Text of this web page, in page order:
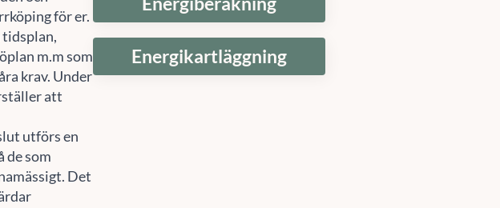
för att lagra och/eller komma åt
vi behandla data som
samtycker eller om du
negativt.
Visa preferenser
för er.
tidsplan,
m.m som
krav. Under
att
utförs en
de som
Det
Energikartläggning